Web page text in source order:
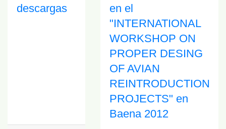
descargas
en el
"INTERNATIONAL
WORKSHOP ON
PROPER DESING
OF AVIAN
REINTRODUCTION
PROJECTS" en
Baena 2012